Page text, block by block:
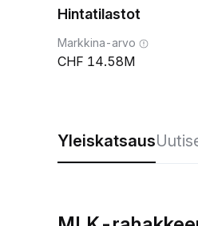
Hintatilastot
Markkina-arvo
14.58M
Yleiskatsaus